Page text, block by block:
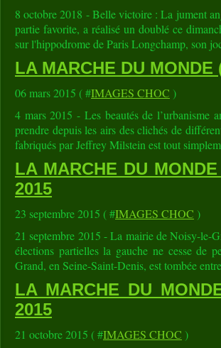
8 octobre 2018 - Belle victoire : La jument
partie favorite, a réalisé un doublé ce
sur l'hippodrome de Paris Longchamp, son
LA MARCHE DU
06 mars 2015 ( #IMAGES CHOC )
4 mars 2015 - Les beautés de l’urbanisme
prendre depuis les airs des clichés de
fabriqués par Jeffrey Milstein est tout
LA MARCHE DU
2015
23 septembre 2015 ( #IMAGES CHOC )
21 septembre 2015 - La mairie de Noisy-le-
élections partielles la gauche ne cesse de
Grand, en Seine-Saint-Denis, est tombée
LA MARCHE DU
2015
21 octobre 2015 ( #IMAGES CHOC )